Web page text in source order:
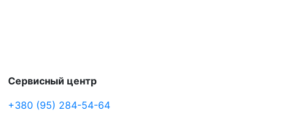
Сервисный центр
+380 (95) 284-54-64